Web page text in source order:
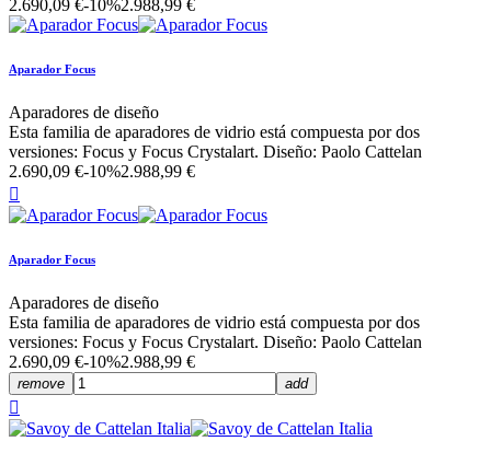
2.690,09 €-10%2.988,99 €
Aparador Focus
Aparadores de diseño
Esta familia de aparadores de vidrio está compuesta por dos
versiones: Focus y Focus Crystalart. Diseño: Paolo Cattelan
2.690,09 €-10%2.988,99 €

Aparador Focus
Aparadores de diseño
Esta familia de aparadores de vidrio está compuesta por dos
versiones: Focus y Focus Crystalart. Diseño: Paolo Cattelan
2.690,09 €-10%2.988,99 €
remove add
